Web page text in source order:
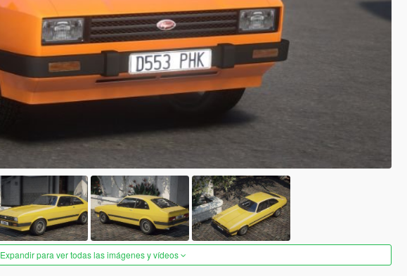
Expandir para ver todas las imágenes y vídeos